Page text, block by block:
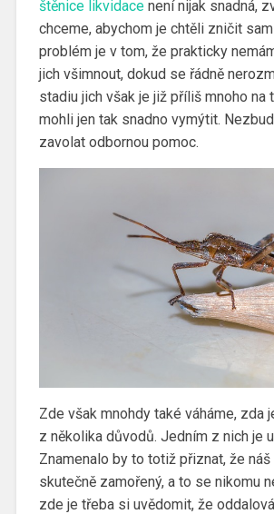
štěnice likvidace není nijak snadná,
chceme, abychom je chtěli zničit
problém je v tom, že prakticky
jich všimnout, dokud se řádně
stadiu jich však je již příliš mnoho na
mohli jen tak snadno vymýtit.
zavolat odbornou pomoc.
Zde však mnohdy také váháme, zda
z několika důvodů. Jedním z nich je
Znamenalo by to totiž přiznat, že náš
skutečně zamořený, a to se nikomu
zde je třeba si uvědomit, že